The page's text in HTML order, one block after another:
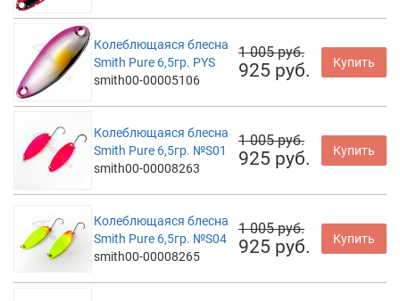
Колеблющаяся блесна
Smith Pure 6,5гр. PYS
smith00-00005106
1 005 руб.
925 руб. Купить
Колеблющаяся блесна
Smith Pure 6,5гр. №S01
smith00-00008263
1 005 руб.
925 руб. Купить
Колеблющаяся блесна
Smith Pure 6,5гр. №S04
smith00-00008265
1 005 руб.
925 руб. Купить